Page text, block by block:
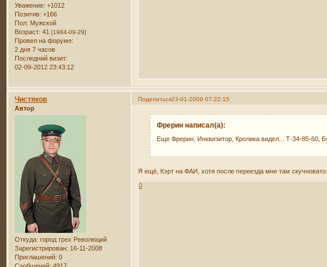
Уважение: +1012
Позитив: +166
Пол: Мужской
Возраст: 41[1984-09-29]
Провел на форуме:
2 дня 7 часов
Последний визит:
02-09-2012 23:43:12
Поделиться23-01-2009 07:22:15
Чистяков
Автор
Откуда: город трех Революций
Зарегистрирован: 16-11-2008
Приглашений: 0
Фрерин написал(а):
Еще Фрерин, Инквизитор, Кролика видел... Т-34-85-60,
Я ещё, Кэрт на ФАИ, хотя после переезда мне там скучновато.
0